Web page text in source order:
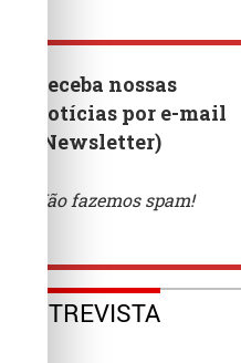
ENTREVISTA